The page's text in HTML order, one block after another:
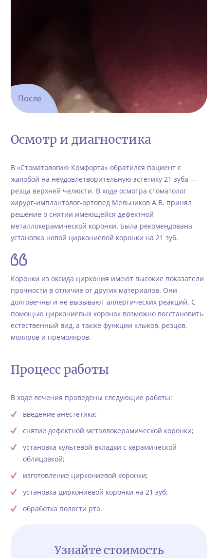
После
Осмотр и диагностика
В «Стоматологию Комфорта» обратился пациент с
жалобой на неудовлетворительную эстетику 21 зуба —
резца верхней челюсти. В ходе осмотра стоматолог
хирург-имплантолог-ортопед Мельников А.В. принял
решение о снятии имеющейся дефектной
металлокерамической коронки. Была рекомендована
установка новой циркониевой коронки на 21 зуб.
Коронки из оксида циркония имеют высокие показатели
прочности в отличие от других материалов. Они
долговечны и не вызывают аллергических реакций. С
помощью циркониевых коронок возможно восстановить
естественный вид, а также функции клыков, резцов,
моляров и премоляров.
Процесс работы
В ходе лечения проведены следующие работы:
введение анестетика;
снятие дефектной металлокерамической коронки;
установка культевой вкладки с керамической
облицовкой;
изготовление циркониевой коронки;
установка циркониевой коронки на 21 зуб;
обработка полости рта.
Узнайте стоимость